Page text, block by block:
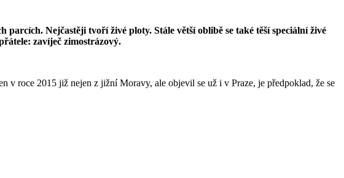
Nejčastěji tvoří živé ploty. Stále větší oblibě se také těší speciální živé
zavíječ zimostrázový.
v roce 2015 již nejen z jižní Moravy, ale objevil se už i v Praze, je předpoklad, že se